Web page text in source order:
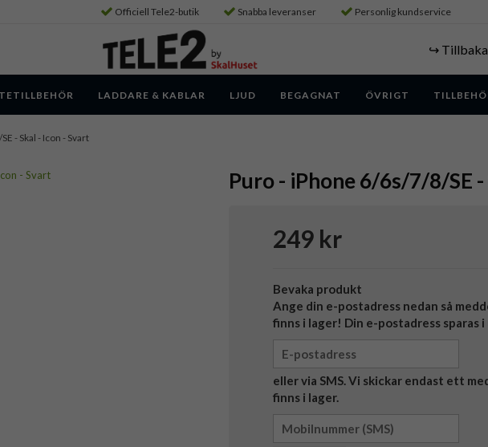
Officiell Tele2-butik Snabba leveranser Personlig kundservice
↪️ Tillbaka
LADDARE & KABLAR LJUD BEGAGNAT ÖVRIGT
- Skal - Icon - Svart
Puro - iPhone 6/6s/7/8/SE
249 kr
Bevaka produkt
Ange din e-postadress nedan så
finns i lager! Din e-postadress sparas
eller via SMS. Vi skickar endast ett
finns i lager.